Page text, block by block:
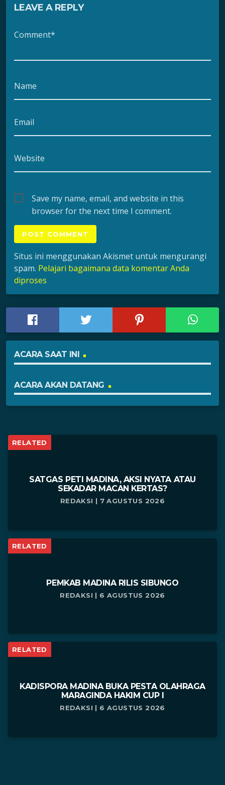
LEAVE A REPLY
Comment*
Name
Email
Website
Save my name, email, and website in this
browser for the next time I comment.
Situs ini menggunakan Akismet untuk mengurangi
spam. Pelajari bagaimana data komentar Anda
diproses
ACARA SAAT INI
ACARA AKAN DATANG
RELATED
SATGAS PETI MADINA, AKSI NYATA ATAU
SEKADAR MACAN KERTAS?
REDAKSI | 7 AGUSTUS 2026
RELATED
PEMKAB MADINA RILIS SIBUNGO
REDAKSI | 6 AGUSTUS 2026
RELATED
KADISPORA MADINA BUKA PESTA OLAHRAGA
MARAGINDA HAKIM CUP I
REDAKSI | 6 AGUSTUS 2026